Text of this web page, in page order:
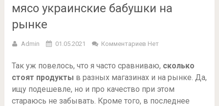
мясо украинские бабушки на
рынке
Admin 01.05.2021 Комментариев Нет
Так уж повелось, что я часто сравниваю, сколько
стоят продукты в разных магазинах и на рынке. Да,
ищу подешевле, но и про качество при этом
стараюсь не забывать. Кроме того, в последнее